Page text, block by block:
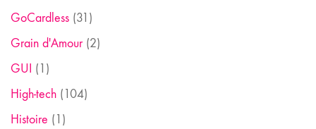
GoCardless (31)
Grain d'Amour(2)
GUI (1)
High-tech (104)
Histoire (1)